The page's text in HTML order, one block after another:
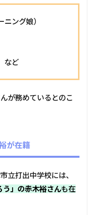
ング娘）
など
が務めているとのこ
が在籍
立打出中学校には、
」の赤木裕さんも在